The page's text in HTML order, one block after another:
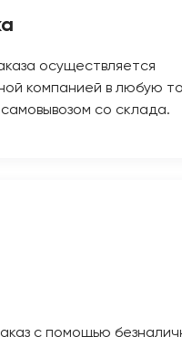
осуществляется
компанией в любую
со склада.
с помощью